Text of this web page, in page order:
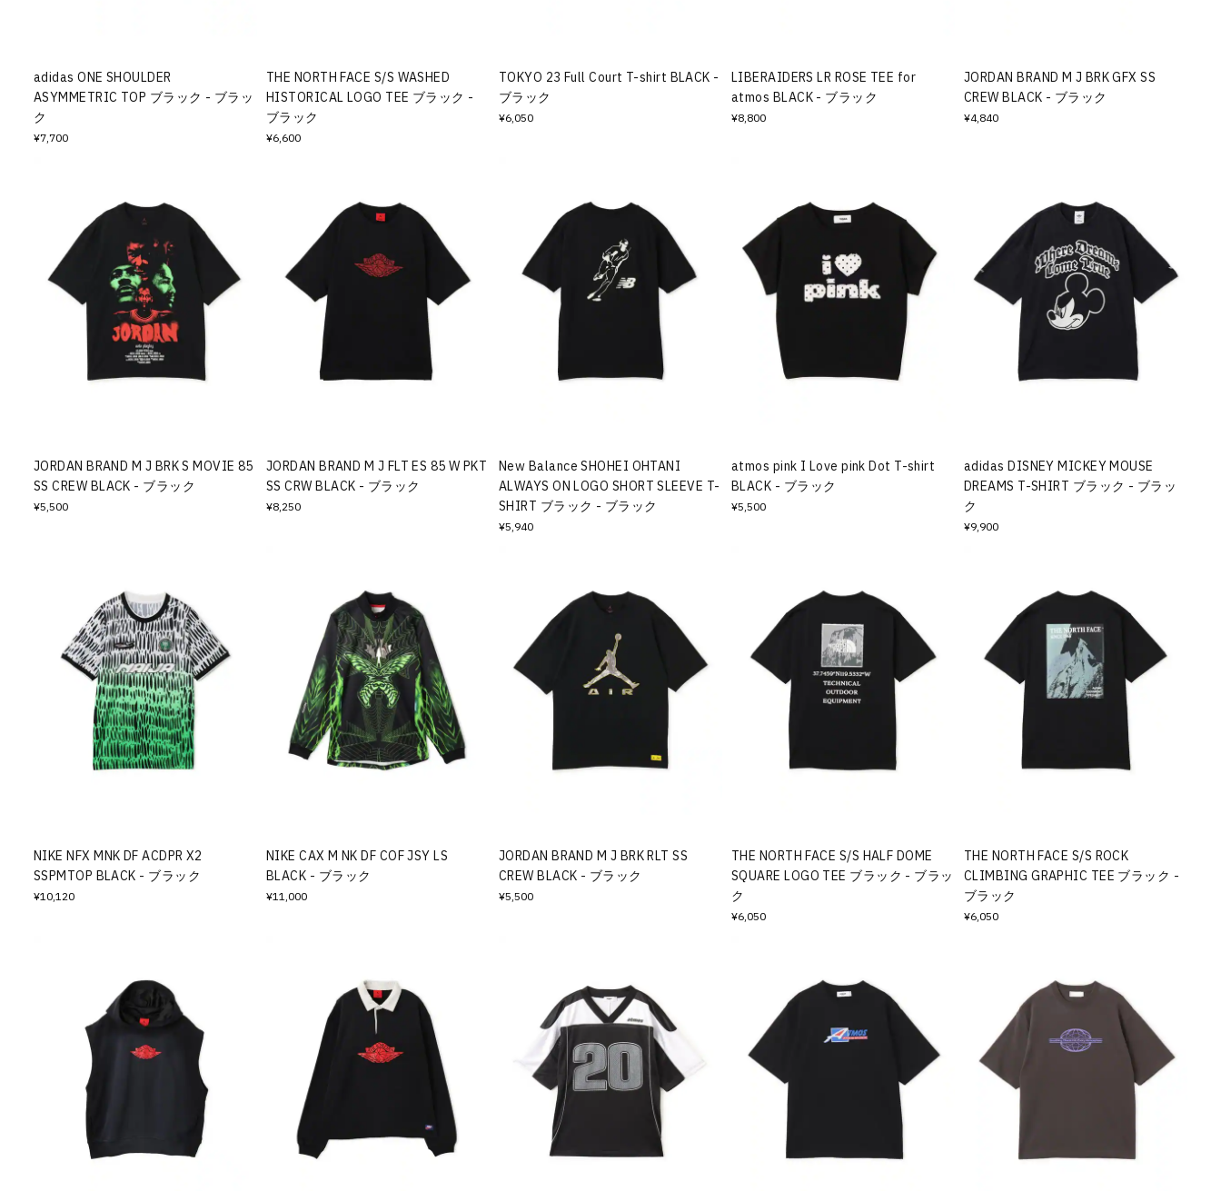
adidas ONE SHOULDER
ASYMMETRIC TOP ブラック - ブラッ
ク
¥7,700
THE NORTH FACE S/S WASHED
HISTORICAL LOGO TEE ブラック -
ブラック
¥6,600
TOKYO 23 Full Court T-shirt BLACK -
ブラック
¥6,050
LIBERAIDERS LR ROSE TEE for
atmos BLACK - ブラック
¥8,800
JORDAN BRAND M J BRK GFX SS
CREW BLACK - ブラック
¥4,840
JORDAN BRAND M J BRK S MOVIE 85
SS CREW BLACK - ブラック
¥5,500
JORDAN BRAND M J FLT ES 85 W PKT
SS CRW BLACK - ブラック
¥8,250
New Balance SHOHEI OHTANI
ALWAYS ON LOGO SHORT SLEEVE T-
SHIRT ブラック - ブラック
¥5,940
atmos pink I Love pink Dot T-shirt
BLACK - ブラック
¥5,500
adidas DISNEY MICKEY MOUSE
DREAMS T-SHIRT ブラック - ブラッ
ク
¥9,900
NIKE NFX MNK DF ACDPR X2
SSPMTOP BLACK - ブラック
¥10,120
NIKE CAX M NK DF COF JSY LS
BLACK - ブラック
¥11,000
JORDAN BRAND M J BRK RLT SS
CREW BLACK - ブラック
¥5,500
THE NORTH FACE S/S HALF DOME
SQUARE LOGO TEE ブラック - ブラッ
ク
¥6,050
THE NORTH FACE S/S ROCK
CLIMBING GRAPHIC TEE ブラック -
ブラック
¥6,050